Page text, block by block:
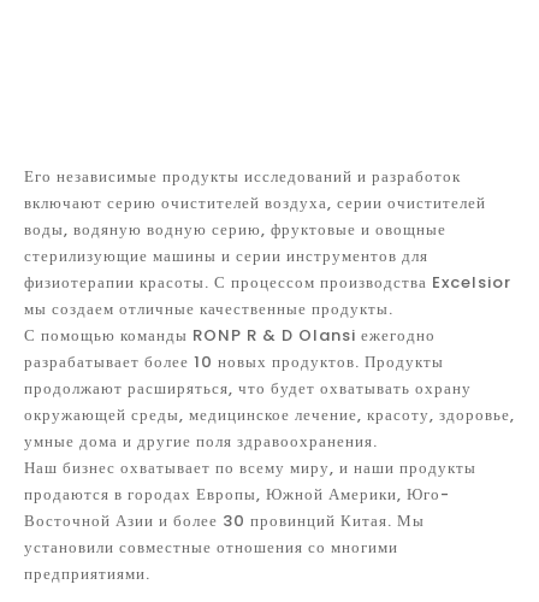
Его независимые продукты исследований и разработок
включают серию очистителей воздуха, серии очистителей
воды, водяную водную серию, фруктовые и овощные
стерилизующие машины и серии инструментов для
физиотерапии красоты. С процессом производства Excelsior
мы создаем отличные качественные продукты.
С помощью команды RONP R & D Olansi ежегодно
разрабатывает более 10 новых продуктов. Продукты
продолжают расширяться, что будет охватывать охрану
окружающей среды, медицинское лечение, красоту, здоровье,
умные дома и другие поля здравоохранения.
Наш бизнес охватывает по всему миру, и наши продукты
продаются в городах Европы, Южной Америки, Юго-
Восточной Азии и более 30 провинций Китая. Мы
установили совместные отношения со многими
предприятиями.